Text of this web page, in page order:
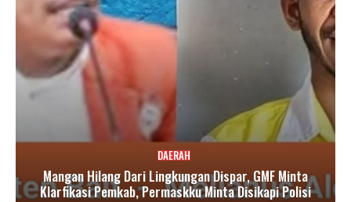
DAERAH
Mangan Hilang Dari Lingkungan Dispar, GMF Minta
Klarfikasi Pemkab, Permaskku Minta Disikapi Polisi